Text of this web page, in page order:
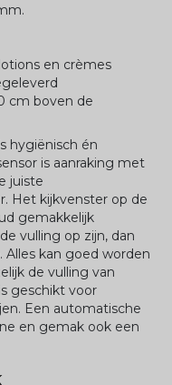
en crèmes
cm boven de
hygiënisch én
is aanraking met
juiste
Het kijkvenster op de
gemakkelijk
vulling op zijn, dan
Alles kan goed worden
de vulling van
geschikt voor
Een automatische
en gemak ook een